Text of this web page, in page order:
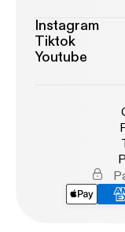
Instagram
Tiktok
Youtube